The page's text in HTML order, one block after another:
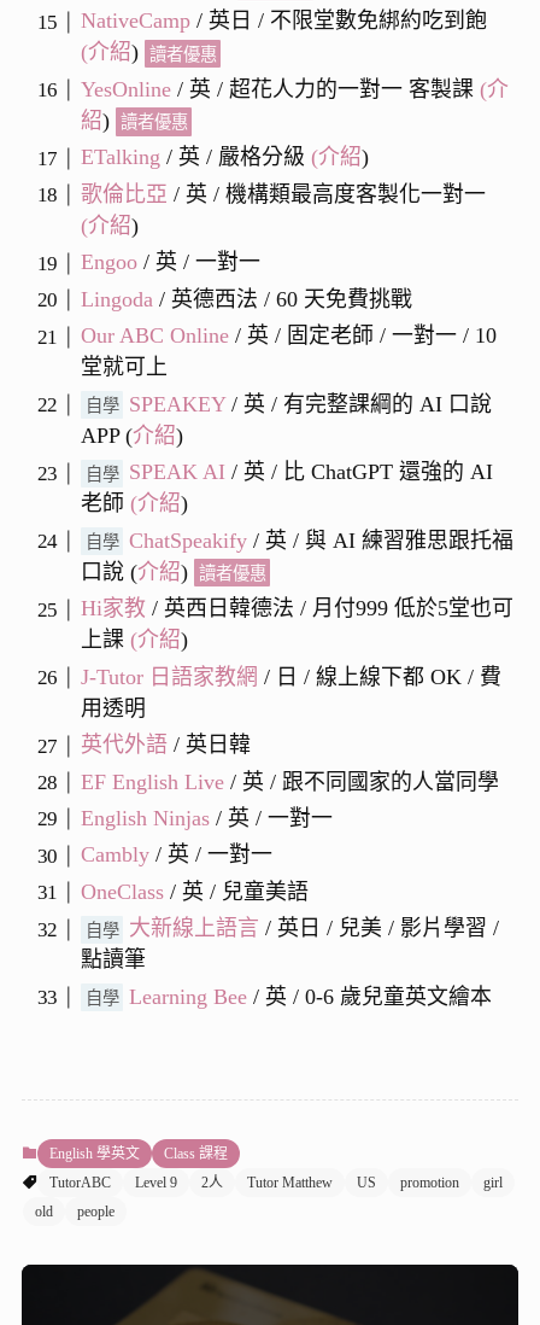
NativeCamp / 英日 / 不限堂數免綁約吃到飽
(介紹) 讀者優惠
YesOnline / 英 / 超花人力的一對一 客製課 (介
紹) 讀者優惠
ETalking / 英 / 嚴格分級 (介紹)
歌倫比亞 / 英 / 機構類最高度客製化一對一
(介紹)
Engoo / 英 / 一對一
Lingoda / 英德西法 / 60 天免費挑戰
Our ABC Online / 英 / 固定老師 / 一對一 / 10
堂就可上
自學 SPEAKEY/ 英 / 有完整課綱的 AI 口說
APP (介紹)
自學 SPEAK AI / 英 / 比 ChatGPT 還強的 AI
老師 (介紹)
自學 ChatSpeakify / 英 / 與 AI 練習雅思跟托福
口說 (介紹) 讀者優惠
Hi家教 / 英西日韓德法 / 月付999 低於5堂也可
上課 (介紹)
J-Tutor 日語家教網 / 日 / 線上線下都 OK / 費
用透明
英代外語 / 英日韓
EF English Live / 英 / 跟不同國家的人當同學
English Ninjas / 英 / 一對一
Cambly / 英 / 一對一
OneClass / 英 / 兒童美語
自學 大新線上語言 / 英日 / 兒美 / 影片學習 /
點讀筆
自學 Learning Bee / 英 / 0-6 歲兒童英文繪本
English 學英文
Class 課程
TutorABC
Level 9 2人 Tutor Matthew US promotion
girl
old
people